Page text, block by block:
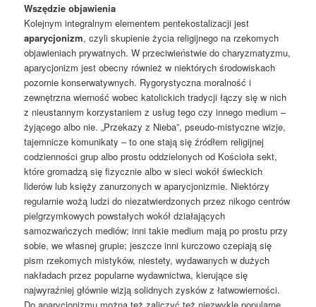
Wszędzie objawienia
Kolejnym integralnym elementem pentekostalizacji jest
aparycjonizm, czyli skupienie życia religijnego na rzekomych
objawieniach prywatnych. W przeciwieństwie do charyzmatyzmu,
aparycjonizm jest obecny również w niektórych środowiskach
pozornie konserwatywnych. Rygorystyczna moralność i
zewnętrzna wierność wobec katolickich tradycji łączy się w nich
z nieustannym korzystaniem z usług tego czy innego medium –
żyjącego albo nie. „Przekazy z Nieba”, pseudo-mistyczne wizje,
tajemnicze komunikaty – to one stają się źródłem religijnej
codzienności grup albo prostu oddzielonych od Kościoła sekt,
które gromadzą się fizycznie albo w sieci wokół świeckich
liderów lub księży zanurzonych w aparycjonizmie. Niektórzy
regularnie wożą ludzi do niezatwierdzonych przez nikogo centrów
pielgrzymkowych powstałych wokół działających
samozwańczych mediów; inni takie medium mają po prostu przy
sobie, we własnej grupie; jeszcze inni kurczowo czepiają się
pism rzekomych mistyków, niestety, wydawanych w dużych
nakładach przez popularne wydawnictwa, kierujące się
najwyraźniej głównie wizją solidnych zysków z łatwowierności.